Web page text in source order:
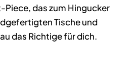
das zum Hingucker
Tische und
das Richtige für dich.